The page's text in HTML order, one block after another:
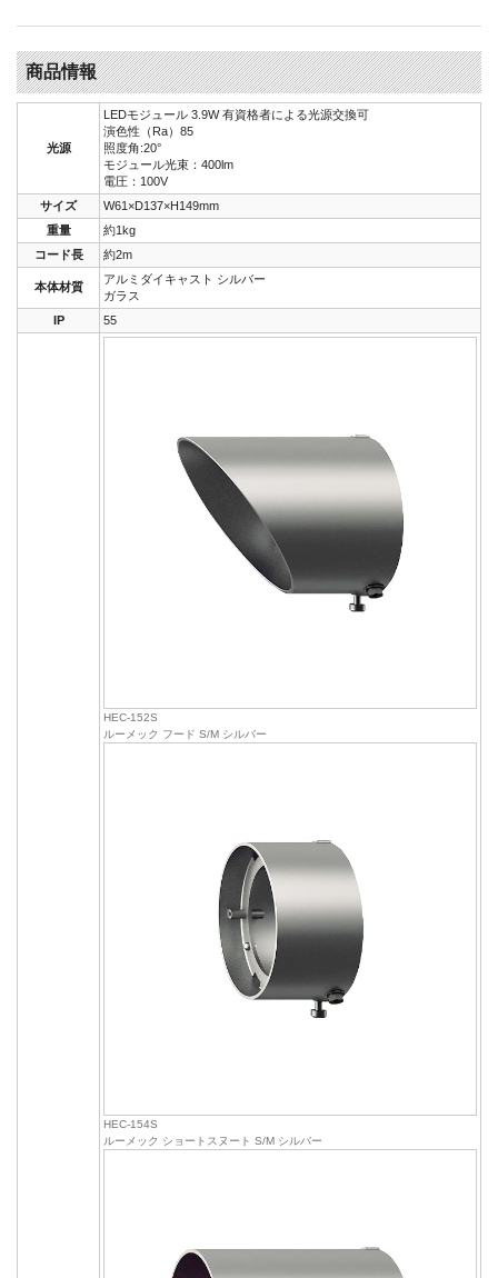
商品情報
光源
LEDモジュール 3.9W 有資格者による光源交換可
演色性（Ra）85
照度角:20°
モジュール光束：400lm
電圧：100V
サイズ
W61×D137×H149mm
重量
約1kg
コード長
約2m
本体材質
アルミダイキャスト シルバー
ガラス
IP
55
HEC-152S
ルーメック フード S/M シルバー
HEC-154S
ルーメック ショートスヌート S/M シルバー